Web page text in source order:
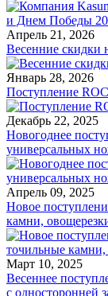
Апрель 21, 2026
Весенние скидки
Январь 28, 2026
Поступление
Декабрь 22, 2025
Новогоднее
универсальных
Апрель 09, 2025
Новое
камни,
Март 10, 2025
Весеннее
с односторонней